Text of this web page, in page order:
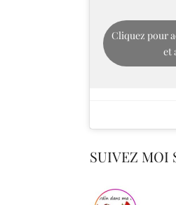
Cliquez pour
et
SUIVEZ MOI